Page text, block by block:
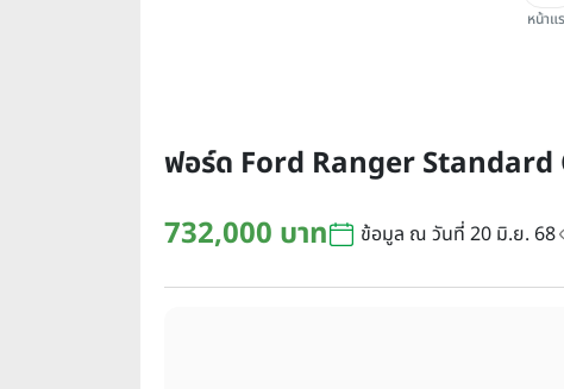
หน้าแ
ฟอร์ด Ford Ranger Standard
732,000 บาท
ข้อมูล ณ วันที่ 20 มิ.ย. 68